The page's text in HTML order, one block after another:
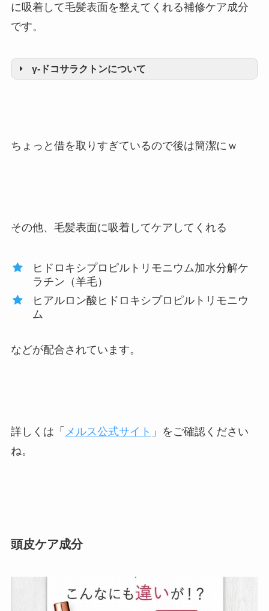
に吸着して毛髪表面を整えてくれる補修ケア成分
です。
γ-ドコサラクトンについて
する植物由来（菜種）のヘアケア成
日本精化
ちょっと借を取りすぎているので後は簡潔にｗ
その他、毛髪表面に吸着してケアしてくれる
ヒドロキシプロピルトリモニウム加水分解ケ
ラチン（羊毛）
ヒアルロン酸ヒドロキシプロピルトリモニウ
ム
などが配合されています。
詳しくは「 メルス公式サイト 」をご確認ください
ね。
頭皮ケア成分